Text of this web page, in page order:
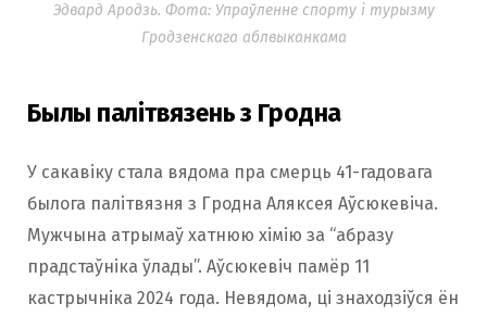
Эдвард Ародзь. Фота: Упраўленне спорту і турызму
Гродзенскага аблвыканкама
Былы палітвязень з Гродна
У сакавіку стала вядома пра смерць 41-гадовага
былога палітвязня з Гродна Аляксея Аўсюкевіча.
Мужчына атрымаў хатнюю хімію за “абразу
прадстаўніка ўлады”. Аўсюкевіч памёр 11
кастрычніка 2024 года. Невядома, ці знаходзіўся ён